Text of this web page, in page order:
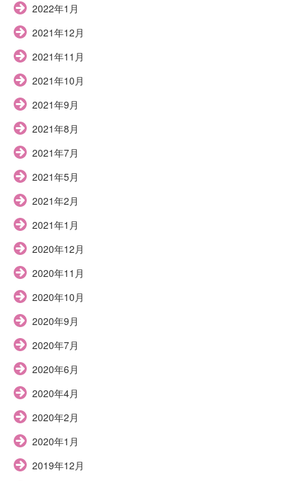
2022年1月
2021年12月
2021年11月
2021年10月
2021年9月
2021年8月
2021年7月
2021年5月
2021年2月
2021年1月
2020年12月
2020年11月
2020年10月
2020年9月
2020年7月
2020年6月
2020年4月
2020年2月
2020年1月
2019年12月